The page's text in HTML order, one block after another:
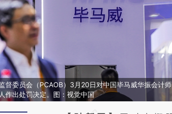
督委员会（PCAOB）3月20日对中国毕马威华振会计师
作出处罚决定。图：视觉中国